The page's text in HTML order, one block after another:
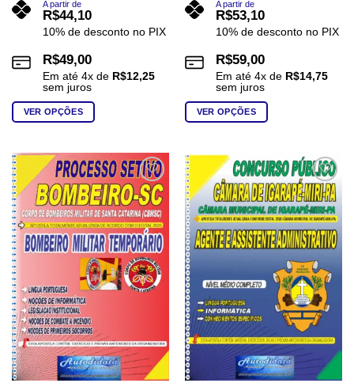
A partir de
R$44,10
10% de desconto no PIX
R$49,00
Em até 4x de R$12,25
sem juros
VER OPÇÕES
tem
várias
variantes.
As
opções
podem
ser
escolhidas
na
página
do
produto
A partir de
R$53,10
10% de desconto no PIX
R$59,00
Em até 4x de R$14,75
sem juros
VER OPÇÕES
tem
várias
variantes.
As
opções
podem
ser
escolhidas
na
página
do
produto
Add to
wishlist
Add to
wishlist